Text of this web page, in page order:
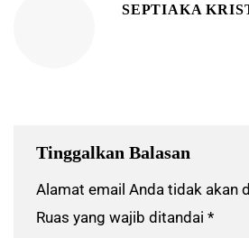
SEPTIAKA
Tinggalkan Balasan
Alamat email Anda tidak akan
Ruas yang wajib ditandai *